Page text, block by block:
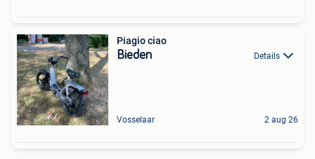
Piagio ciao
Bieden Details
Vosselaar 2 aug 26